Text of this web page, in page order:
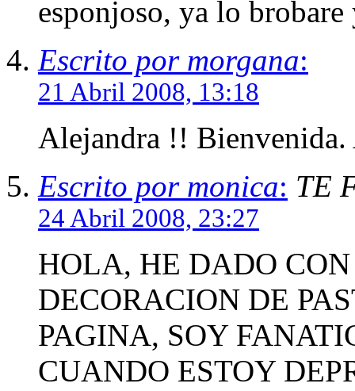
esponjoso, ya lo brobare
Escrito por morgana:
21 Abril 2008, 13:18
Alejandra !!
Escrito por monica: TE
24 Abril 2008, 23:27
HOLA, HE DADO
DECORACION DE
PAGINA, SOY
CUANDO ESTOY